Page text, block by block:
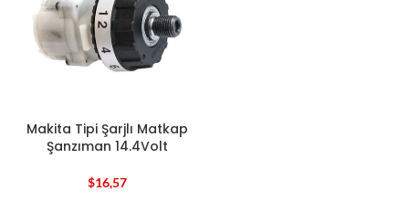
Makita Tipi Şarjlı Matkap
Şanzıman 14.4Volt
$16,57